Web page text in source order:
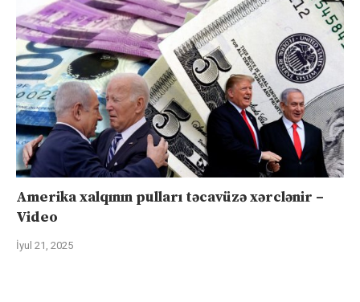
Amerika xalqının pulları təcavüzə xərclənir –
Video
İyul 21, 2025